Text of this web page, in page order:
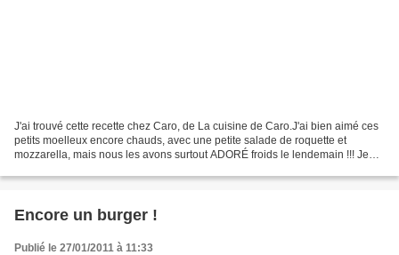
J'ai trouvé cette recette chez Caro, de La cuisine de Caro.J'ai bien aimé ces
petits moelleux encore chauds, avec une petite salade de roquette et
mozzarella, mais nous les avons surtout ADORÉ froids le lendemain !!! Je
Encore un burger !
Publié le 27/01/2011 à 11:33